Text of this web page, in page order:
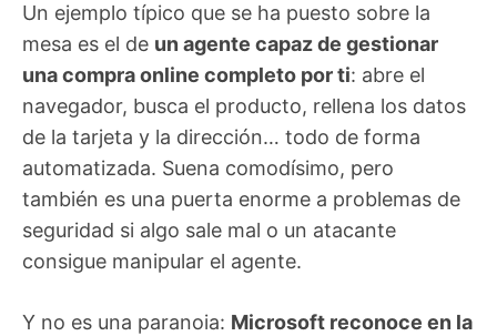
Un ejemplo típico que se ha puesto sobre la
mesa es el de un agente capaz de gestionar
una compra online completo por ti: abre el
navegador, busca el producto, rellena los datos
de la tarjeta y la dirección… todo de forma
automatizada. Suena comodísimo, pero
también es una puerta enorme a problemas de
seguridad si algo sale mal o un atacante
consigue manipular el agente.
Y no es una paranoia: Microsoft reconoce en la